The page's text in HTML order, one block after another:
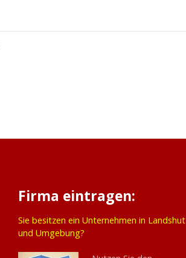
Firma eintragen:
Sie besitzen ein Unternehmen in Landshut
und Umgebung?